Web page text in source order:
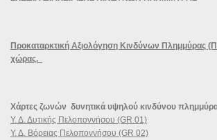
Προκαταρκτική Αξιολόγηση Κινδύνων Πλημμύρας
χώρας.
Χάρτες ζωνών δυνητικά υψηλού κινδύνου
Υ. Δ. Δυτικής Πελοποννήσου (GR 01)
Υ. Δ. Βόρειας Πελοποννήσου (GR 02)